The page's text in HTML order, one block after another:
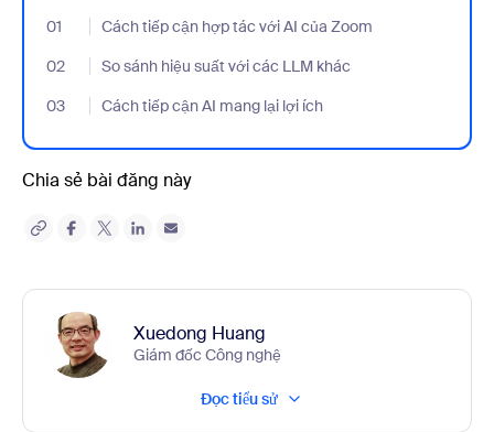
01 Cách tiếp cận hợp tác với AI của Zoom
- Jumplink to Cách tiếp cận hợp tác với AI của Zoom
02
So sánh hiệu suất với các LLM khác
- Jumplink to So sánh hiệu suất với các LLM khác
03
Cách tiếp cận AI mang lại lợi ích
- Jumplink to Cách tiếp cận AI mang lại lợi ích
Chia sẻ bài đăng này
Xuedong Huang
Giám đốc Công nghệ
Đọc tiểu sử